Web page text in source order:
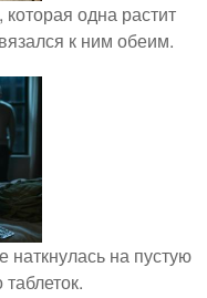
одна растит
к ним обеим.
на пустую
таблеток.